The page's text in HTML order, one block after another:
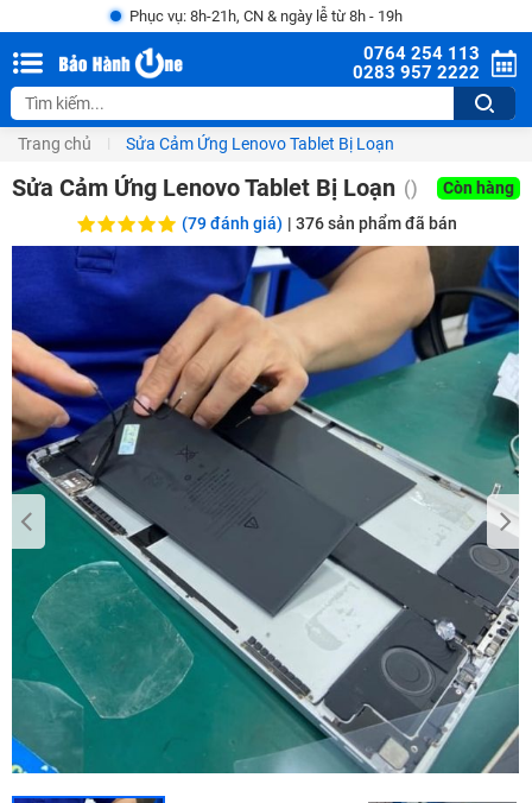
Phục vụ: 8h-21h, CN & ngày lễ từ 8h - 19h
0764 254 113
0283 957 2222
Trang chủ Sửa Cảm Ứng Lenovo Tablet Bị Loạn
Sửa Cảm Ứng Lenovo Tablet Bị Loạn ()
Còn hàng
(79 đánh giá) | 376sản phẩm đã bán